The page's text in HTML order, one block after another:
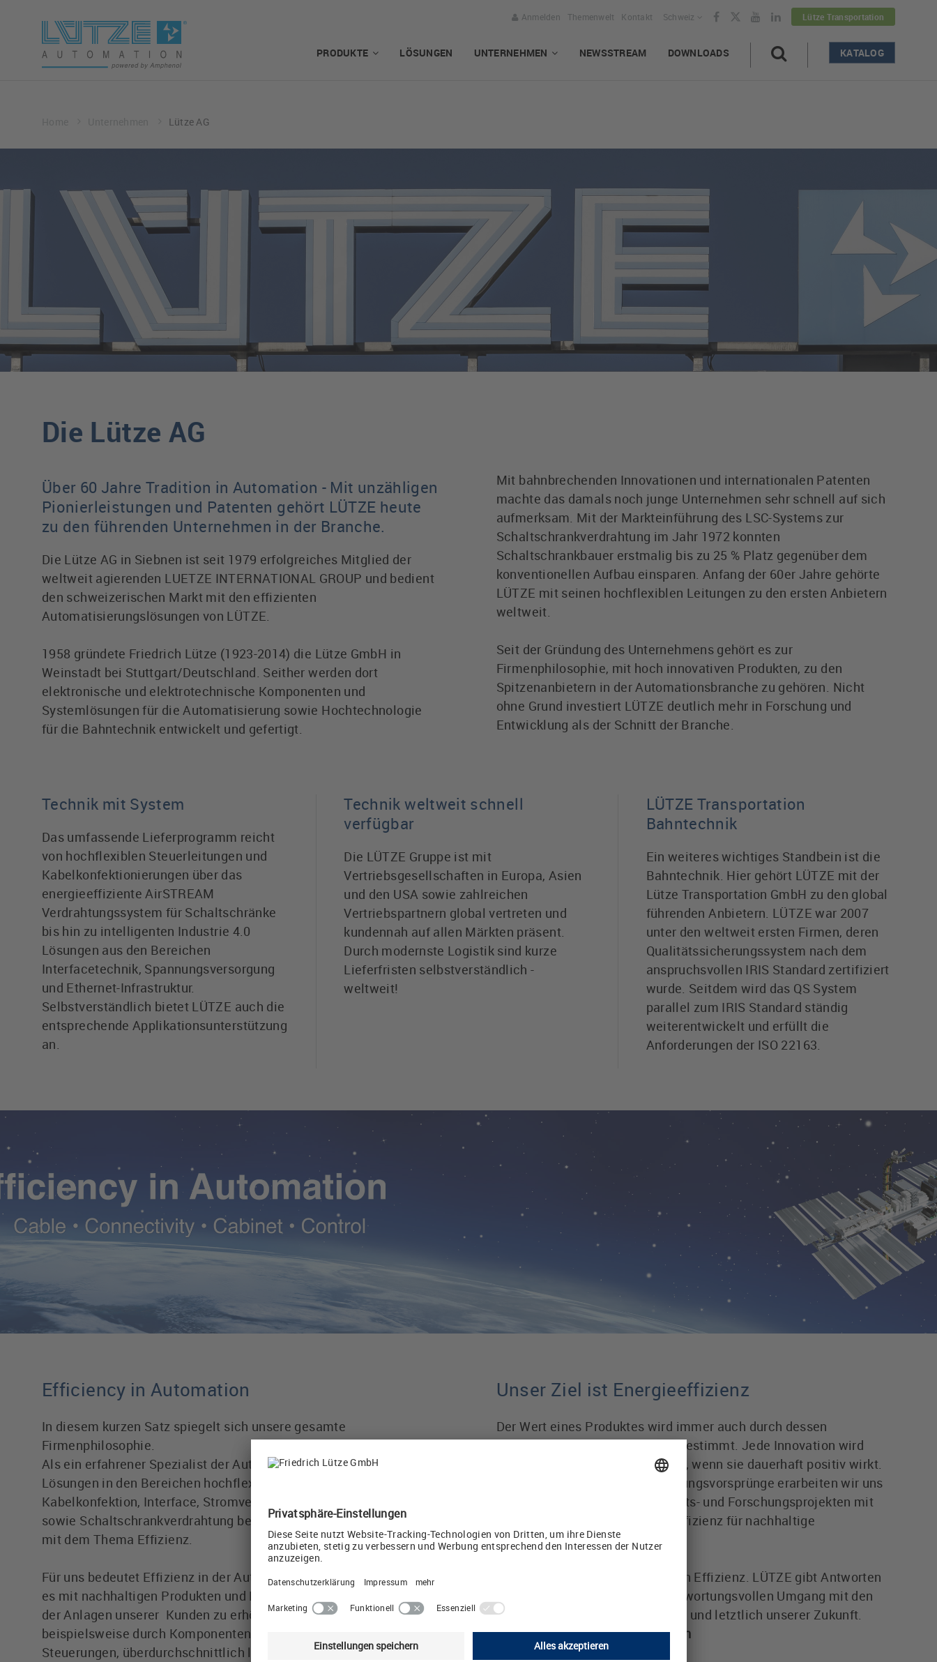
Lütze Transportation
Schweiz
Anmelden Themenwelt Kontakt
PRODUKTE LÖSUNGEN UNTERNEHMEN NEWSSTREAM DOWNLOADS KATALOG
Lütze AG
Die Lütze AG
Über 60 Jahre Tradition in Automation - Mit unzähligen
Pionierleistungen und Patenten gehört LÜTZE heute
zu den führenden Unternehmen in der Branche.
Die Lütze AG in Siebnen ist seit 1979 erfolgreiches Mitglied der
weltweit agierenden LUETZE INTERNATIONAL GROUP und bedient
den schweizerischen Markt mit den effizienten
Automatisierungslösungen von LÜTZE.
1958 gründete Friedrich Lütze (1923-2014) die Lütze GmbH in
Weinstadt bei Stuttgart/Deutschland. Seither werden dort
elektronische und elektrotechnische Komponenten und
Systemlösungen für die Automatisierung sowie Hochtechnologie
für die Bahntechnik entwickelt und gefertigt.
Mit bahnbrechenden Innovationen und internationalen Patenten
machte das damals noch junge Unternehmen sehr schnell auf sich
aufmerksam. Mit der Markteinführung des LSC-Systems zur
Schaltschrankverdrahtung im Jahr 1972 konnten
Schaltschrankbauer erstmalig bis zu 25 % Platz gegenüber dem
konventionellen Aufbau einsparen. Anfang der 60er Jahre gehörte
LÜTZE mit seinen hochflexiblen Leitungen zu den ersten Anbietern
weltweit.
Seit der Gründung des Unternehmens gehört es zur
Firmenphilosophie, mit hoch innovativen Produkten, zu den
Spitzenanbietern in der Automationsbranche zu gehören. Nicht
ohne Grund investiert LÜTZE deutlich mehr in Forschung und
Entwicklung als der Schnitt der Branche.
Technik mit System
Das umfassende Lieferprogramm reicht
von hochflexiblen Steuerleitungen und
Kabelkonfektionierungen über das
energieeffiziente AirSTREAM
Verdrahtungssystem für Schaltschränke
bis hin zu intelligenten Industrie 4.0
Lösungen aus den Bereichen
Interfacetechnik, Spannungsversorgung
und Ethernet-Infrastruktur.
Selbstverständlich bietet LÜTZE auch die
entsprechende Applikationsunterstützung
an.
Technik weltweit schnell
verfügbar
Die LÜTZE Gruppe ist mit
Vertriebsgesellschaften in Europa, Asien
und den USA sowie zahlreichen
Vertriebspartnern global vertreten und
kundennah auf allen Märkten präsent.
Durch modernste Logistik sind kurze
Lieferfristen selbstverständlich -
weltweit!
LÜTZE Transportation
Bahntechnik
Ein weiteres wichtiges Standbein ist die
Bahntechnik. Hier gehört LÜTZE mit der
Lütze Transportation GmbH zu den global
führenden Anbietern. LÜTZE war 2007
unter den weltweit ersten Firmen, deren
Qualitätssicherungssystem nach dem
anspruchsvollen IRIS Standard zertifiziert
wurde. Seitdem wird das QS System
parallel zum IRIS Standard ständig
weiterentwickelt und erfüllt die
Anforderungen der ISO 22163.
Efficiency in Automation
In diesem kurzen Satz spiegelt sich unsere gesamte
Firmenphilosophie.
Als ein erfahrener Spezialist der Automatisierungstechnik mit
Lösungen in den Bereichen hochflexible Leitungen,
Kabelkonfektion, Interface, Stromversorgung und -überwachung
sowie Schaltschrankverdrahtung beschäftigen wir uns seit Jahren
mit dem Thema Effizienz.
Für uns bedeutet Effizienz in der Automatisierung sehr viel. Ziel ist
es mit nachhaltigen Produkten und Lösungen die Leistungsfähigkeit
der Anlagen unserer Kunden zu erhöhen. Dies geschieht
beispielsweise durch Komponenten für besonders effiziente
Steuerungen, überdurchschnittlich langlebige Produkte oder auch in
Unser Ziel ist Energieeffizienz
Der Wert eines Produktes wird immer auch durch dessen
Effektivität und Nachhaltigkeit bestimmt. Jede Innovation wird
künftig nur dann erfolgreich sein, wenn sie dauerhaft positiv wirkt.
Die nötigen Wissens- und Fertigungsvorsprünge erarbeiten wir uns
u.a. in zahlreichen Gemeinschafts- und Forschungsprojekten mit
dem Ziel verbesserter Energieeffizienz für nachhaltige
Technologien und Industrien.
LÜTZE schafft somit Werte durch Effizienz. LÜTZE gibt Antworten
und weist Wege für einen verantwortungsvollen Umgang mit den
Ressourcen, mit unserer Umwelt und letztlich unserer Zukunft.
LÜTZE - Efficiency in Automation